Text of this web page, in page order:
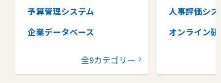
予算管理システム
企業データベース
グループウェア
コラボレーションツール
全9カテゴリー
人事評価シ
オンライン研
タレントマ